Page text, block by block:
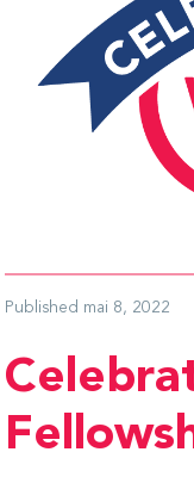
Published mai 8, 2022